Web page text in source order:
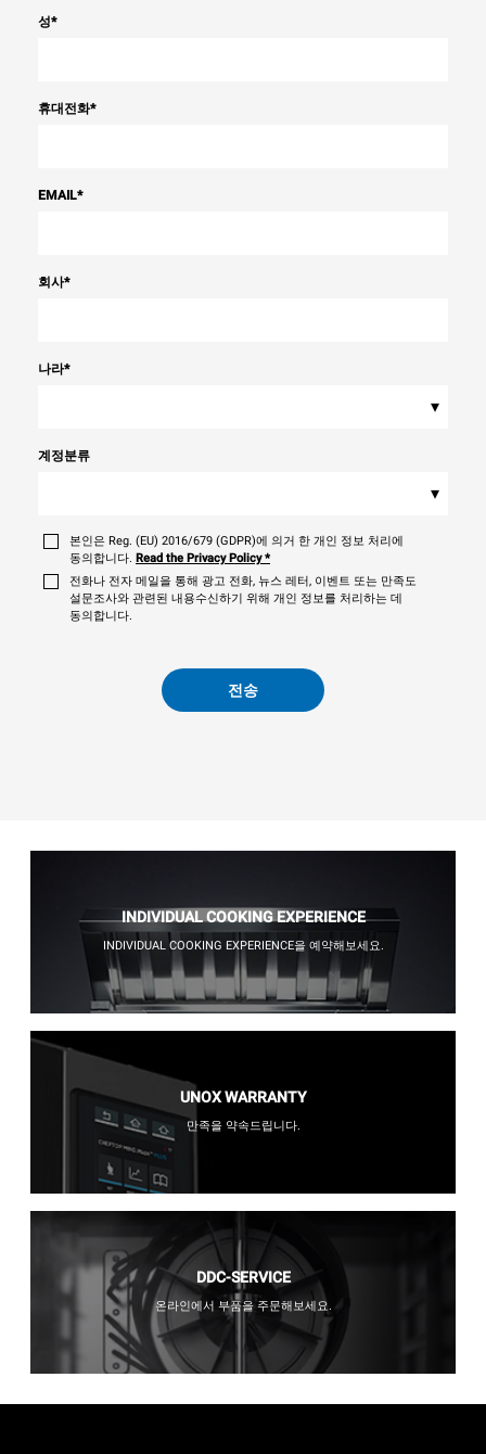
성*
휴대전화*
EMAIL*
회사*
나라*
▾
계정분류
▾
본인은 Reg. (EU) 2016/679 (GDPR)에 의거 한 개인 정보 처리에
동의합니다. Read the Privacy Policy*
전화나 전자 메일을 통해 광고 전화, 뉴스 레터, 이벤트 또는 만족도
설문조사와 관련된 내용수신하기 위해 개인 정보를 처리하는 데
동의합니다.
전송
INDIVIDUAL COOKING EXPERIENCE
INDIVIDUAL COOKING EXPERIENCE을 예약해보세요.
UNOX WARRANTY
만족을 약속드립니다.
DDC-SERVICE
온라인에서 부품을 주문해보세요.